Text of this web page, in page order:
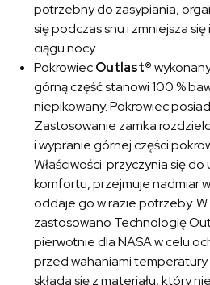
potrzebny do zasypiania,
się podczas snu i zmniejsza
ciągu nocy.
PokrowiecOutlast®
górną część stanowi 100 %
niepikowany. Pokrowiec
Zastosowanie zamka
i wypranie górnej części
Właściwości: przyczynia się
komfortu, przejmuje nadmiar
oddaje go w razie potrzeby.
zastosowano Technologię
pierwotnie dla NASA w celu
przed wahaniami
składa się z materiału, który